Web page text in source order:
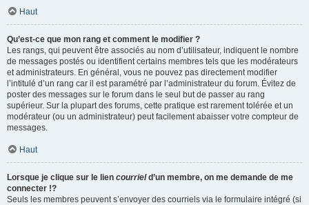
Haut
Qu’est-ce que mon rang et comment le modifier ?
Les rangs, qui peuvent être associés au nom d’utilisateur, indiquent le nombre
de messages postés ou identifient certains membres tels que les modérateurs
et administrateurs. En général, vous ne pouvez pas directement modifier
l’intitulé d’un rang car il est paramétré par l’administrateur du forum. Évitez de
poster des messages sur le forum dans le seul but de passer au rang
supérieur. Sur la plupart des forums, cette pratique est rarement tolérée et un
modérateur (ou un administrateur) peut facilement abaisser votre compteur de
messages.
Haut
Lorsque je clique sur le lien courrield’un membre, on me demande de me
connecter !?
Seuls les membres peuvent s’envoyer des courriels via le formulaire intégré (si